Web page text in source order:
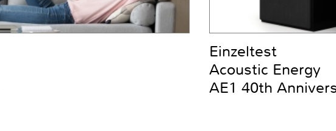
Einzeltest
Acoustic Energy
AE1 40th